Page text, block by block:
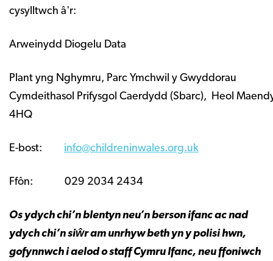
cysylltwch â'r:
Arweinydd Diogelu Data
Plant yng Nghymru, Parc Ymchwil y Gwyddorau
Cymdeithasol Prifysgol Caerdydd (Sbarc), Heol
4HQ
E-bost: info@childreninwales.org.uk
Ffôn: 029 2034 2434
Os ydych chi’n blentyn neu’n berson ifanc ac nad
ydych chi’n siŵr am unrhyw beth yn y polisi hwn,
gofynnwch i aelod o staff Cymru Ifanc, neu ffoniwch